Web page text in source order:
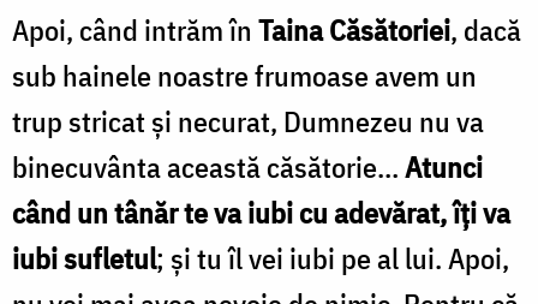
Apoi, când intrăm în Taina Căsătoriei, dacă
sub hainele noastre frumoase avem un
trup stricat şi necurat, Dumnezeu nu va
binecuvânta această căsătorie…Atunci
când un tânăr te va iubi cu adevărat, îţi va
iubi sufletul; şi tu îl vei iubi pe al lui. Apoi,